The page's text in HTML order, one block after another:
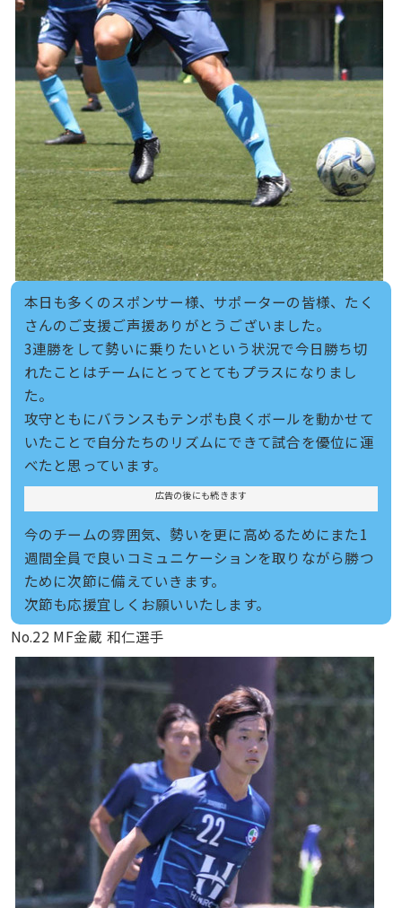
本日も多くのスポンサー様、サポーターの皆様、たく
さんのご支援ご声援ありがとうございました。
3連勝をして勢いに乗りたいという状況で今日勝ち切
れたことはチームにとってとてもプラスになりまし
た。
攻守ともにバランスもテンポも良くボールを動かせて
いたことで自分たちのリズムにできて試合を優位に運
べたと思っています。
広告の後にも続きます
今のチームの雰囲気、勢いを更に高めるためにまた1
週間全員で良いコミュニケーションを取りながら勝つ
ために次節に備えていきます。
次節も応援宜しくお願いいたします。
No.22 MF金蔵 和仁選手